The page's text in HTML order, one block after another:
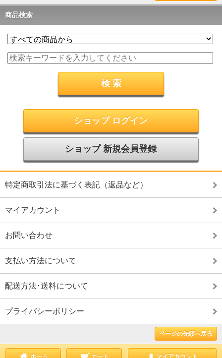
商品検索
ショップ ログイン
ショップ 新規会員登録
特定商取引法に基づく表記（返品など）
マイアカウント
お問い合わせ
支払い方法について
配送方法･送料について
プライバシーポリシー
ページの先頭へ戻る
ホーム カート マイアカウント